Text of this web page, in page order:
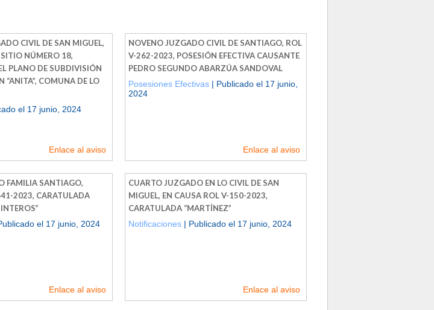
CIVIL DE SAN MIGUEL,
NÚMERO 18,
PLANO DE SUBDIVISIÓN
“ANITA”, COMUNA DE LO
el 17 junio, 2024
Enlace al aviso
NOVENO JUZGADO CIVIL DE SANTIAGO, ROL
V-262-2023, POSESIÓN EFECTIVA CAUSANTE
PEDRO SEGUNDO ABARZÚA SANDOVAL
Posesiones Efectivas | Publicado el 17 junio,
2024
Enlace al aviso
FAMILIA SANTIAGO,
2023, CARATULADA
el 17 junio, 2024
Enlace al aviso
CUARTO JUZGADO EN LO CIVIL DE SAN
MIGUEL, EN CAUSA ROL V-150-2023,
CARATULADA “MARTÍNEZ”
Notificaciones | Publicado el 17 junio, 2024
Enlace al aviso